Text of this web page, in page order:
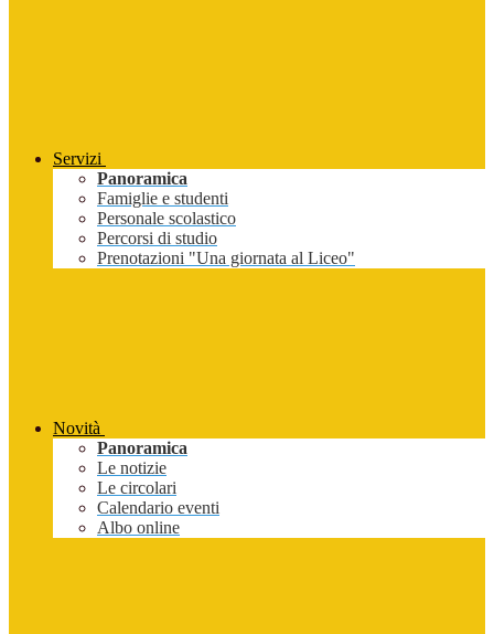
Servizi
Panoramica
Famiglie e studenti
Personale scolastico
Percorsi di studio
Prenotazioni "Una giornata al Liceo"
Novità
Panoramica
Le notizie
Le circolari
Calendario eventi
Albo online